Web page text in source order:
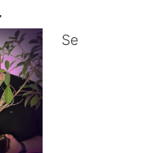
Se